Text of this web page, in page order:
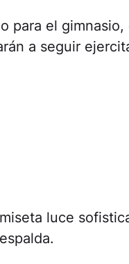
para el
a seguir
luce